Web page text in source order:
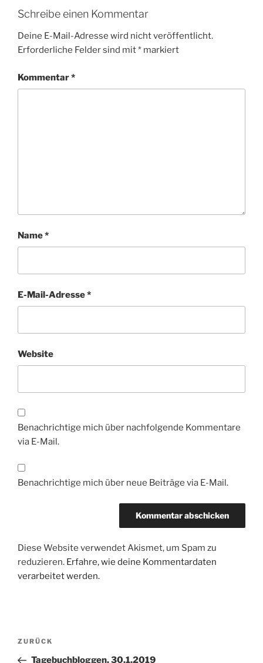
Schreibe einen Kommentar
Deine E-Mail-Adresse wird nicht veröffentlicht.
Erforderliche Felder sind mit* markiert
Kommentar*
Name*
E-Mail-Adresse*
Website
Benachrichtige mich über nachfolgende Kommentare
via E-Mail.
Benachrichtige mich über neue Beiträge via E-Mail.
Diese Website verwendet Akismet, um Spam zu
reduzieren. Erfahre, wie deine Kommentardaten
verarbeitet werden.
Beitragsnavigation
Vorheriger
Beitrag
ZURÜCK
Tagebuchbloggen, 30.1.2019